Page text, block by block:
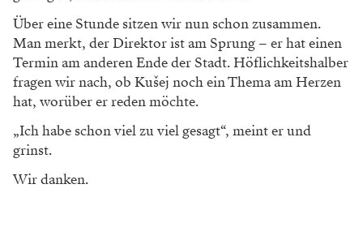
Über eine Stunde sitzen wir nun schon zusammen.
Man merkt, der Direktor ist am Sprung – er hat einen
Termin am anderen Ende der Stadt. Höflichkeitshalber
fragen wir nach, ob Kušej noch ein Thema am Herzen
hat, worüber er reden möchte.
„Ich habe schon viel zu viel gesagt“, meint er und
grinst.
Wir danken.